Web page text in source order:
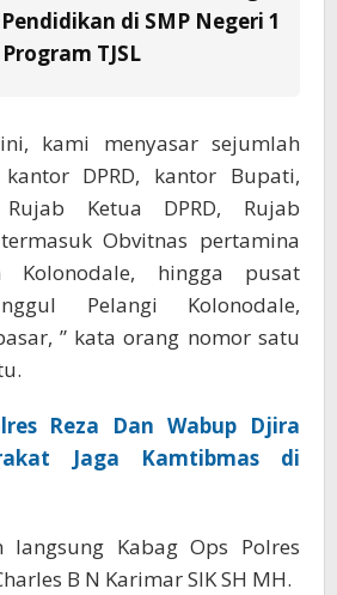
di SMP Negeri 1
TJSL
kami menyasar sejumlah
DPRD, kantor Bupati,
Ketua DPRD, Rujab
Obvitnas pertamina
Kolonodale, hingga pusat
Pelangi Kolonodale,
” kata orang nomor satu
Reza Dan Wabup Djira
Jaga Kamtibmas di
Kabag Ops Polres
B N Karimar SIK SH MH.